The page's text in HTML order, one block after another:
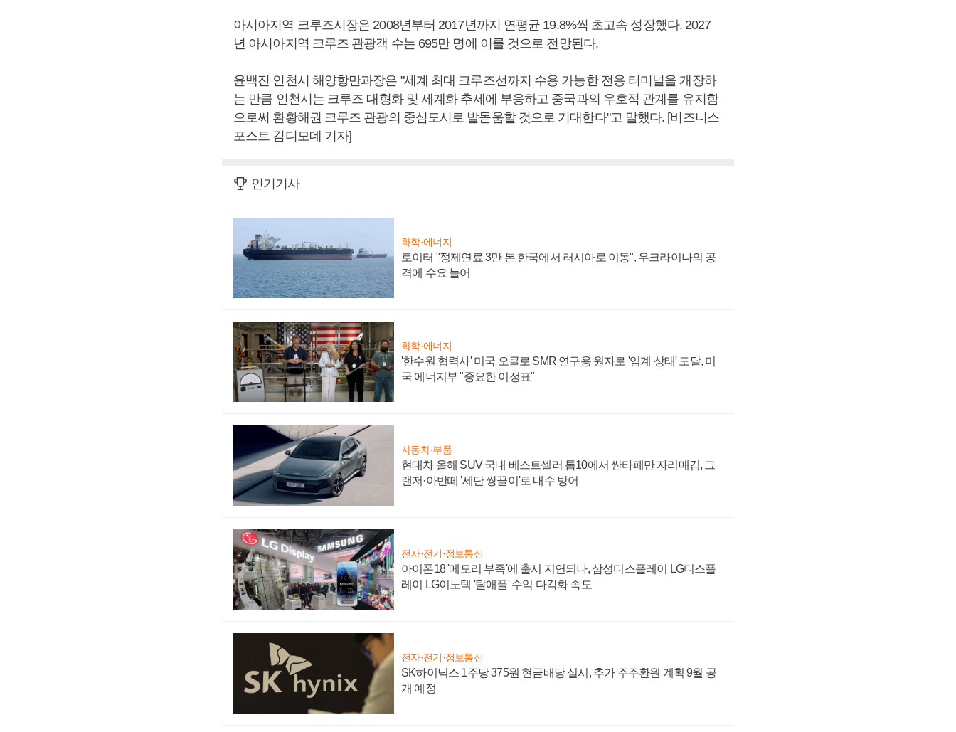
아시아지역 크루즈시장은 2008년부터 2017년까지 연평균 19.8%씩 초고속 성장했다. 2027
년 아시아지역 크루즈 관광객 수는 695만 명에 이를 것으로 전망된다.
윤백진 인천시 해양항만과장은 "세계 최대 크루즈선까지 수용 가능한 전용 터미널을 개장하
는 만큼 인천시는 크루즈 대형화 및 세계화 추세에 부응하고 중국과의 우호적 관계를 유지함
으로써 환황해권 크루즈 관광의 중심도시로 발돋움할 것으로 기대한다"고 말했다. [비즈니스
포스트 김디모데 기자]
인기기사
화학·에너지
로이터 "정제연료 3만 톤 한국에서 러시아로 이동", 우크라이나의 공
격에 수요 늘어
화학·에너지
'한수원 협력사' 미국 오클로 SMR 연구용 원자로 '임계 상태' 도달, 미
국 에너지부 "중요한 이정표"
자동차·부품
현대차 올해 SUV 국내 베스트셀러 톱10에서 싼타페만 자리매김, 그
랜저·아반떼 '세단 쌍끌이'로 내수 방어
전자·전기·정보통신
아이폰18 '메모리 부족'에 출시 지연되나, 삼성디스플레이 LG디스플
레이 LG이노텍 '탈애플' 수익 다각화 속도
전자·전기·정보통신
SK하이닉스 1주당 375원 현금배당 실시, 추가 주주환원 계획 9월 공
개 예정